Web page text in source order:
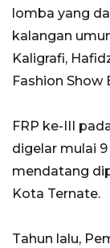
lomba yang
kalangan
Kaligrafi,
Fashion Show
FRP ke-III
digelar mulai
mendatang
Kota Ternate.
Tahun lalu,